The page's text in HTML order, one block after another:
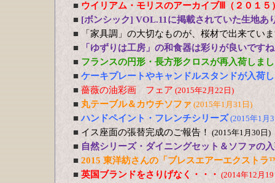
■ ウイリアム・モリスのアーカイブⅢ（２０１５
■ [ボンシック] VOL.11に掲載されていた生地あ
■
「家具調」の大切なものが、桜材で出来てい
■
「ゆずりは工房」の和食器は彩りが良いです
■ フランスの円形・長方形クロスが再入荷しま
■ ケーキプレートやキャンドルスタンドが入荷
■ 薔薇の油彩画 フェア (2015年2月22日)
■ 丸テーブル＆カウチソファ (2015年1月31日)
■ ハンドペイント・フレンチシリーズ (2015年1月
■ イス座面の張替完成のご報告！ (2015年1月30日)
■ 自然シリーズ・ダイニングセット＆ソファの
■ 2015 東洋紡さんの「ブレスエアーエクスト
■ 英国ブランドをさりげなく・・・ (2014年12月